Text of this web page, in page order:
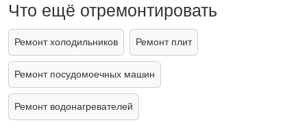
Что ещё отремонтировать
Ремонт холодильников Ремонт плит
Ремонт посудомоечных машин
Ремонт водонагревателей